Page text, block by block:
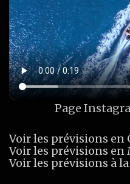
Page
Voir les prévisions en
Voir les prévisions
Voir les prévisions à